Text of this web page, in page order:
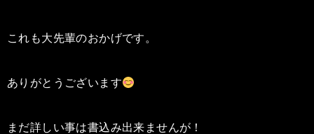
これも大先輩のおかげです。
ありがとうございます
まだ詳しい事は書込み出来ませんが！